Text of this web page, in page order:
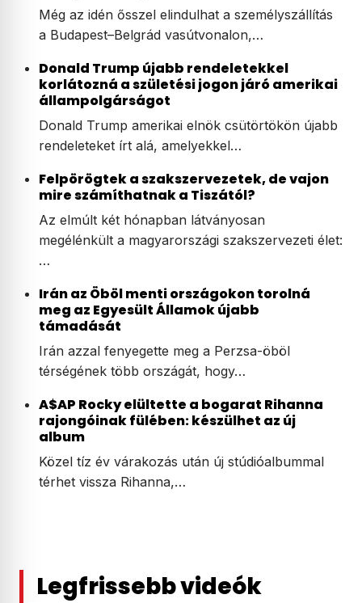
Még az idén ősszel elindulhat a személyszállítás
a Budapest–Belgrád vasútvonalon,…
Donald Trump újabb rendeletekkel
korlátozná a születési jogon járó amerikai
állampolgárságot
Donald Trump amerikai elnök csütörtökön újabb
rendeleteket írt alá, amelyekkel…
Felpörögtek a szakszervezetek, de vajon
mire számíthatnak a Tiszától?
Az elmúlt két hónapban látványosan
megélénkült a magyarországi szakszervezeti élet:
…
Irán az Öböl menti országokon torolná
meg az Egyesült Államok újabb
támadását
Irán azzal fenyegette meg a Perzsa-öböl
térségének több országát, hogy…
A$AP Rocky elültette a bogarat Rihanna
rajongóinak fülében: készülhet az új
album
Közel tíz év várakozás után új stúdióalbummal
térhet vissza Rihanna,…
Legfrissebb videók